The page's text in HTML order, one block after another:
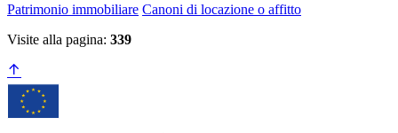
Patrimonio immobiliare Canoni di locazione o affitto
Visite alla pagina: 339